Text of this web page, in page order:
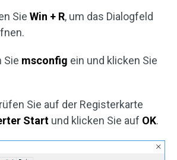
Sie Win + R, um das Dialogfeld
Sie msconfig ein und klicken Sie
Sie auf der Registerkarte
Start und klicken Sie auf OK.